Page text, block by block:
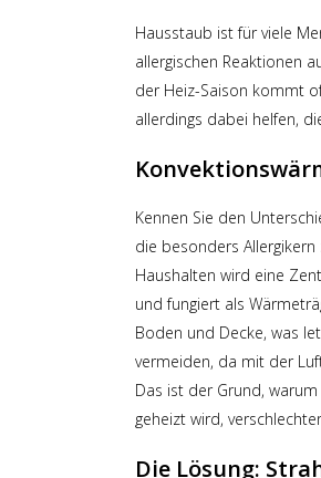
Hausstaub ist für viele
allergischen Reaktionen
der Heiz-Saison kommt
allerdings dabei helfen,
Kennen Sie den
die besonders
Haushalten wird eine
und fungiert als
Boden und Decke, was
vermeiden, da mit der
Das ist der Grund,
geheizt wird,
Die Lösung: